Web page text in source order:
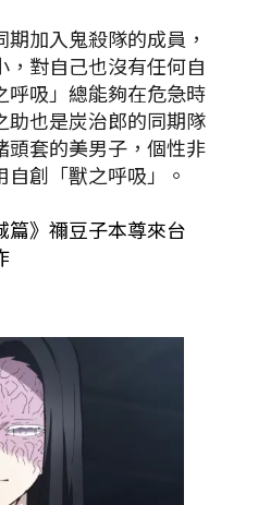
加入鬼殺隊的成員，
對自己也沒有任何自
呼吸」總能夠在危急時
助也是炭治郎的同期隊
頭套的美男子，個性非
創「獸之呼吸」。
篇》禰豆子本尊來台